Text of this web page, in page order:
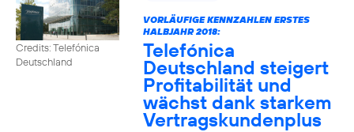
Credits: Telefónica
Deutschland
VORLÄUFIGE KENNZAHLEN ERSTES
HALBJAHR 2018:
Telefónica
Deutschland steigert
Profitabilität und
wächst dank starkem
Vertragskundenplus